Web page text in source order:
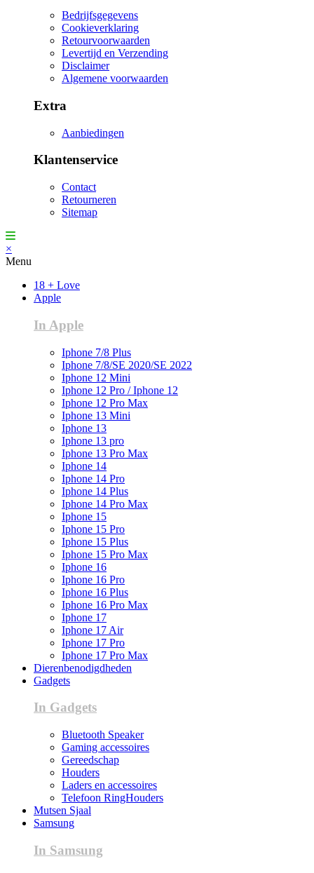
Bedrijfsgegevens
Cookieverklaring
Retourvoorwaarden
Levertijd en Verzending
Disclaimer
Algemene voorwaarden
Extra
Aanbiedingen
Klantenservice
Contact
Retourneren
Sitemap
×
Menu
18 + Love
Apple
In Apple
Iphone 7/8 Plus
Iphone 7/8/SE 2020/SE 2022
Iphone 12 Mini
Iphone 12 Pro / Iphone 12
Iphone 12 Pro Max
Iphone 13 Mini
Iphone 13
Iphone 13 pro
Iphone 13 Pro Max
Iphone 14
Iphone 14 Pro
Iphone 14 Plus
Iphone 14 Pro Max
Iphone 15
Iphone 15 Pro
Iphone 15 Plus
Iphone 15 Pro Max
Iphone 16
Iphone 16 Pro
Iphone 16 Plus
Iphone 16 Pro Max
Iphone 17
Iphone 17 Air
Iphone 17 Pro
Iphone 17 Pro Max
Dierenbenodigdheden
Gadgets
In Gadgets
Bluetooth Speaker
Gaming accessoires
Gereedschap
Houders
Laders en accessoires
Telefoon RingHouders
Mutsen Sjaal
Samsung
In Samsung